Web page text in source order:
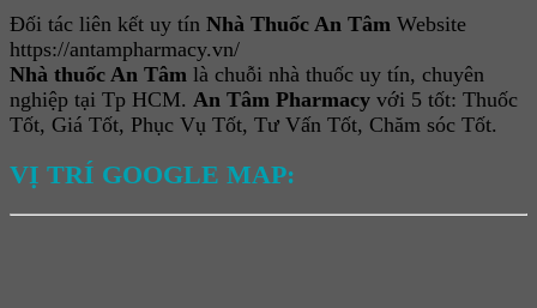
Đối tác liên kết uy tín Nhà Thuốc An Tâm Website
https://antampharmacy.vn/
Nhà thuốc An Tâm là chuỗi nhà thuốc uy tín, chuyên
nghiệp tại Tp HCM. An Tâm Pharmacy với 5 tốt: Thuốc
Tốt, Giá Tốt, Phục Vụ Tốt, Tư Vấn Tốt, Chăm sóc Tốt.
VỊ TRÍ GOOGLE MAP: